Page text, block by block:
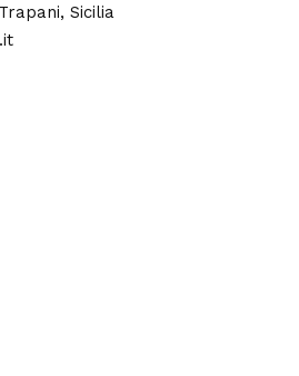
Sicilia